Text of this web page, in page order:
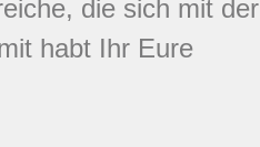
die sich mit der
habt Ihr Eure